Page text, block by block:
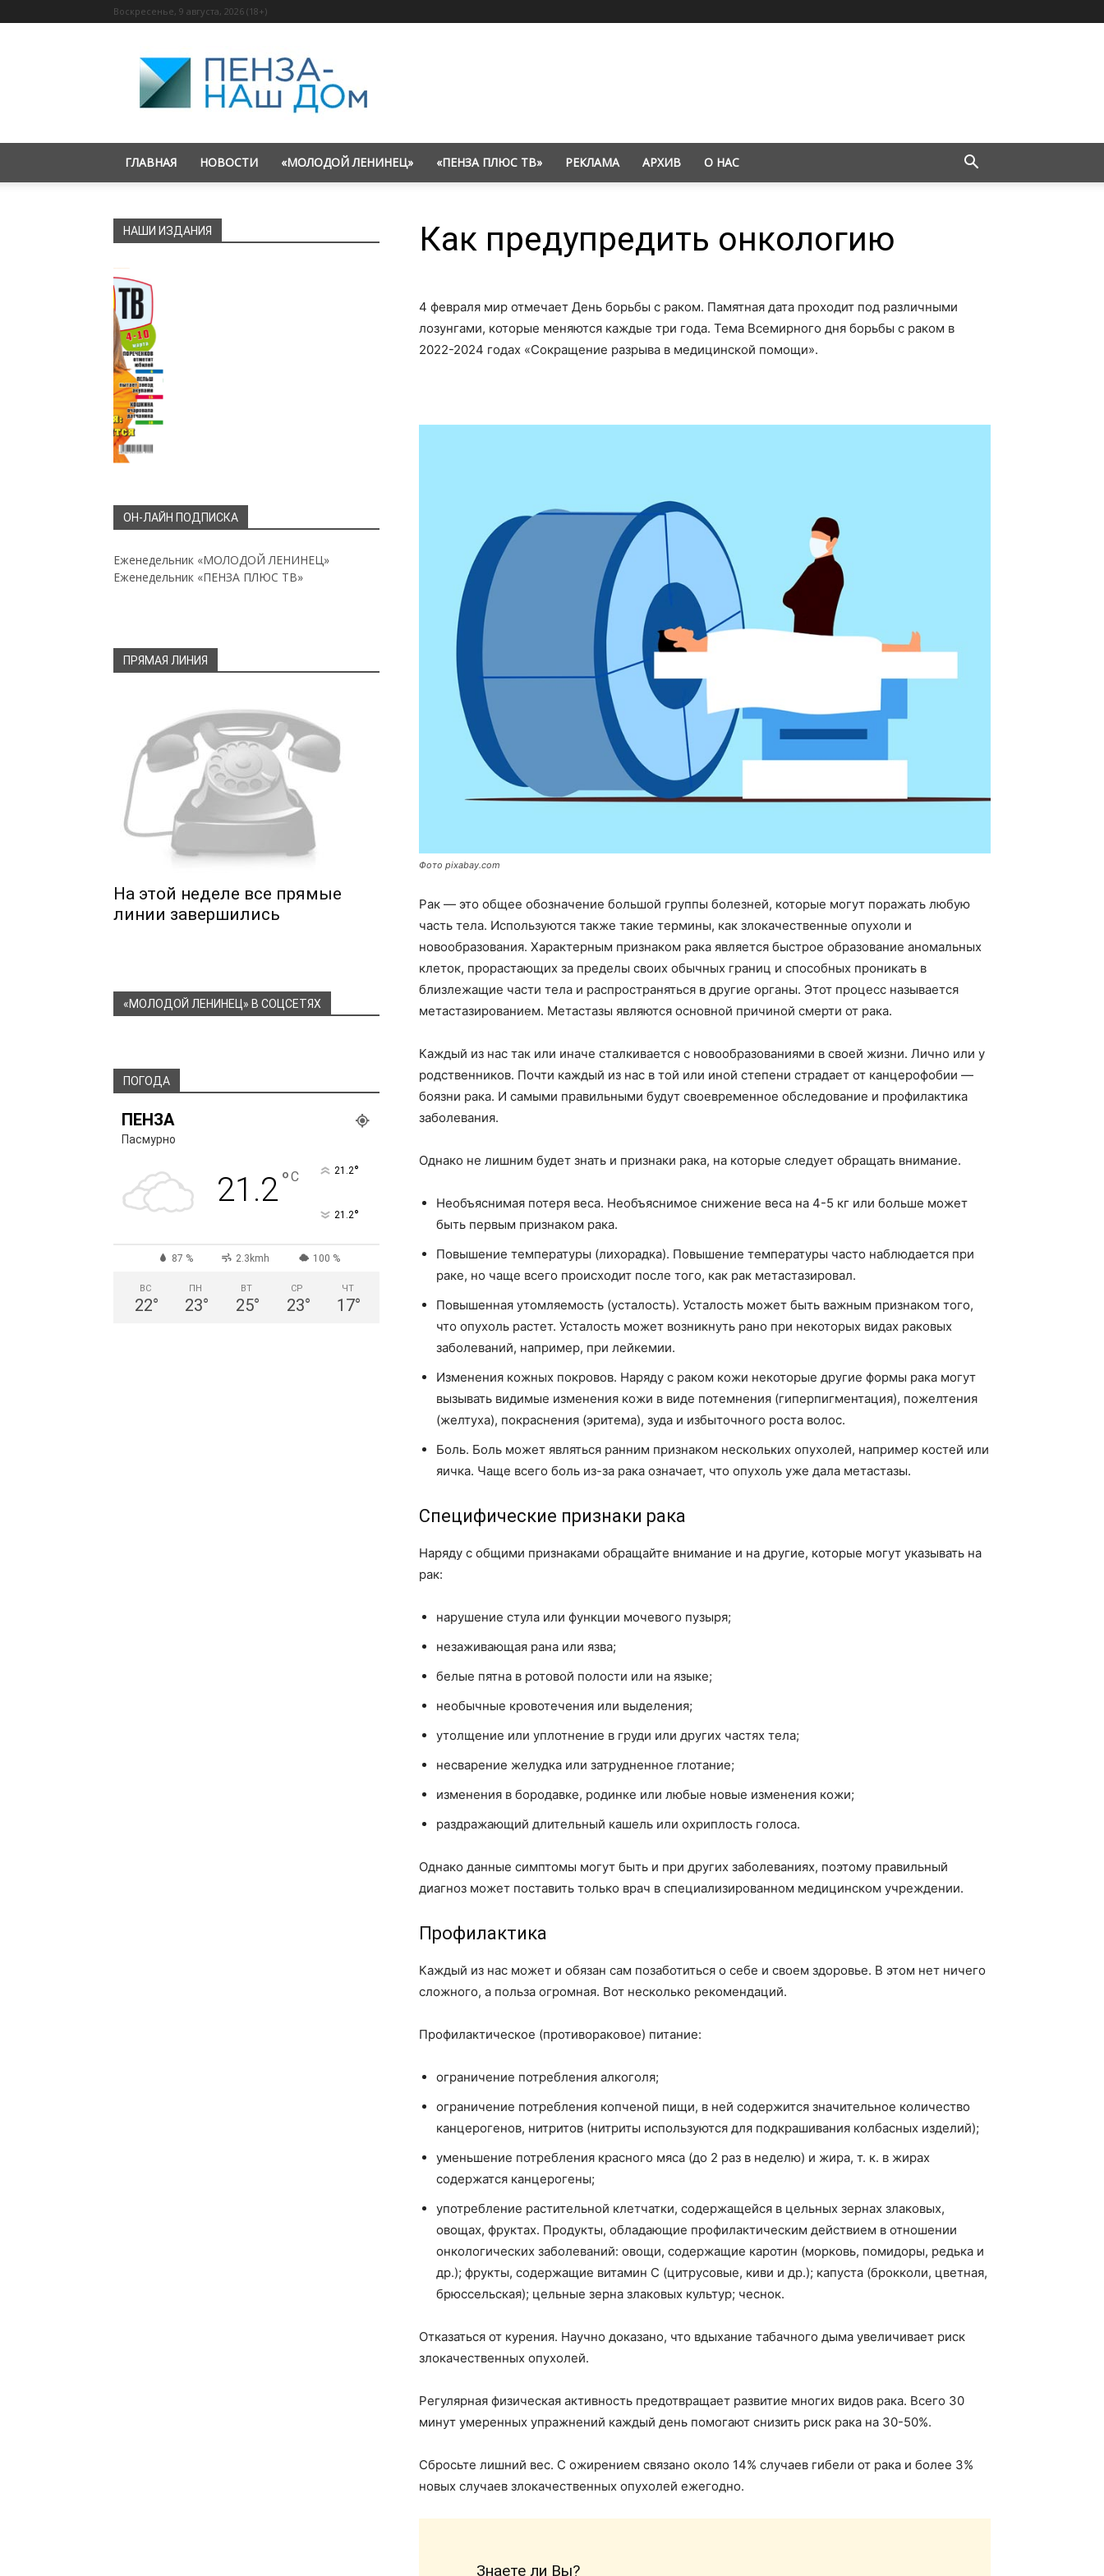
Воскресенье, 9 августа, 2026 (18+)
«Пенза
—
наш
дом»
ГЛАВНАЯ НОВОСТИ «МОЛОДОЙ ЛЕНИНЕЦ» «ПЕНЗА ПЛЮС ТВ» РЕКЛАМА АРХИВ О НАС
Как предупредить онкологию
4 февраля мир отмечает День борьбы с раком. Памятная дата проходит под различными
лозунгами, которые меняются каждые три года. Тема Всемирного дня борьбы с раком в
2022-2024 годах «Сокращение разрыва в медицинской помощи».
Фото pixabay.com
Рак — это общее обозначение большой группы болезней, которые могут поражать любую
часть тела. Используются также такие термины, как злокачественные опухоли и
новообразования. Характерным признаком рака является быстрое образование аномальных
клеток, прорастающих за пределы своих обычных границ и способных проникать в
близлежащие части тела и распространяться в другие органы. Этот процесс называется
метастазированием. Метастазы являются основной причиной смерти от рака.
Каждый из нас так или иначе сталкивается с новообразованиями в своей жизни. Лично или у
родственников. Почти каждый из нас в той или иной степени страдает от канцерофобии —
боязни рака. И самыми правильными будут своевременное обследование и профилактика
заболевания.
Однако не лишним будет знать и признаки рака, на которые следует обращать внимание.
Необъяснимая потеря веса. Необъяснимое снижение веса на 4-5 кг или больше может
быть первым признаком рака.
Повышение температуры (лихорадка). Повышение температуры часто наблюдается при
раке, но чаще всего происходит после того, как рак метастазировал.
Повышенная утомляемость (усталость). Усталость может быть важным признаком того,
что опухоль растет. Усталость может возникнуть рано при некоторых видах раковых
заболеваний, например, при лейкемии.
Изменения кожных покровов. Наряду с раком кожи некоторые другие формы рака могут
вызывать видимые изменения кожи в виде потемнения (гиперпигментация), пожелтения
(желтуха), покраснения (эритема), зуда и избыточного роста волос.
Боль. Боль может являться ранним признаком нескольких опухолей, например костей или
яичка. Чаще всего боль из-за рака означает, что опухоль уже дала метастазы.
Специфические признаки рака
Наряду с общими признаками обращайте внимание и на другие, которые могут указывать на
рак:
нарушение стула или функции мочевого пузыря;
незаживающая рана или язва;
белые пятна в ротовой полости или на языке;
необычные кровотечения или выделения;
утолщение или уплотнение в груди или других частях тела;
несварение желудка или затрудненное глотание;
изменения в бородавке, родинке или любые новые изменения кожи;
раздражающий длительный кашель или охриплость голоса.
Однако данные симптомы могут быть и при других заболеваниях, поэтому правильный
диагноз может поставить только врач в специализированном медицинском учреждении.
Профилактика
Каждый из нас может и обязан сам позаботиться о себе и своем здоровье. В этом нет ничего
сложного, а польза огромная. Вот несколько рекомендаций.
Профилактическое (противораковое) питание:
ограничение потребления алкоголя;
ограничение потребления копченой пищи, в ней содержится значительное количество
канцерогенов, нитритов (нитриты используются для подкрашивания колбасных изделий);
уменьшение потребления красного мяса (до 2 раз в неделю) и жира, т. к. в жирах
содержатся канцерогены;
употребление растительной клетчатки, содержащейся в цельных зернах злаковых,
овощах, фруктах. Продукты, обладающие профилактическим действием в отношении
онкологических заболеваний: овощи, содержащие каротин (морковь, помидоры, редька и
др.); фрукты, содержащие витамин С (цитрусовые, киви и др.); капуста (брокколи, цветная,
брюссельская); цельные зерна злаковых культур; чеснок.
Отказаться от курения. Научно доказано, что вдыхание табачного дыма увеличивает риск
злокачественных опухолей.
Регулярная физическая активность предотвращает развитие многих видов рака. Всего 30
минут умеренных упражнений каждый день помогают снизить риск рака на 30-50%.
Сбросьте лишний вес. С ожирением связано около 14% случаев гибели от рака и более 3%
новых случаев злокачественных опухолей ежегодно.
Знаете ли Вы?
НАШИ ИЗДАНИЯ
ОН-ЛАЙН ПОДПИСКА
Еженедельник «МОЛОДОЙ ЛЕНИНЕЦ»
Еженедельник «ПЕНЗА ПЛЮС ТВ»
ПРЯМАЯ ЛИНИЯ
На этой неделе все прямые
линии завершились
«МОЛОДОЙ ЛЕНИНЕЦ» В СОЦСЕТЯХ
ПОГОДА
ПЕНЗА
Пасмурно
21.2°C 21.2°
21.2°
87 % 2.3kmh 100 %
ВС
22°
ПН
23°
ВТ
25°
СР
23°
ЧТ
17°